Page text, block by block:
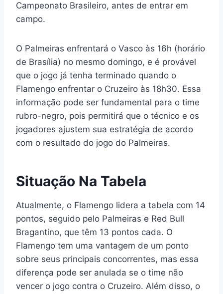
Campeonato Brasileiro, antes de entrar em
campo.
O Palmeiras enfrentará o Vasco às 16h (horário
de Brasília) no mesmo domingo, e é provável
que o jogo já tenha terminado quando o
Flamengo enfrentar o Cruzeiro às 18h30. Essa
informação pode ser fundamental para o time
rubro-negro, pois permitirá que o técnico e os
jogadores ajustem sua estratégia de acordo
com o resultado do jogo do Palmeiras.
Situação Na Tabela
Atualmente, o Flamengo lidera a tabela com 14
pontos, seguido pelo Palmeiras e Red Bull
Bragantino, que têm 13 pontos cada. O
Flamengo tem uma vantagem de um ponto
sobre seus principais concorrentes, mas essa
diferença pode ser anulada se o time não
vencer o jogo contra o Cruzeiro. Além disso, o